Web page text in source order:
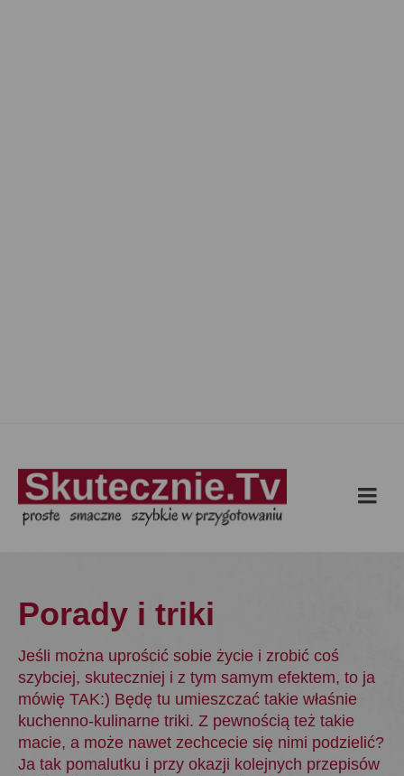
Porady i triki
Jeśli można uprościć sobie życie i zrobić coś
szybciej, skuteczniej i z tym samym efektem, to ja
mówię TAK:) Będę tu umieszczać takie właśnie
kuchenno-kulinarne triki. Z pewnością też takie
macie, a może nawet zechcecie się nimi podzielić?
Ja tak pomalutku i przy okazji kolejnych przepisów